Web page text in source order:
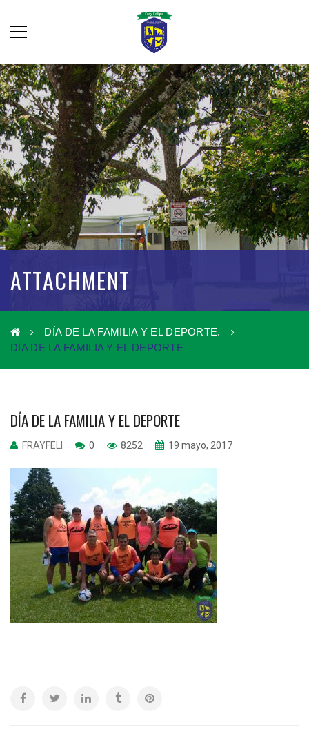
ATTACHMENT
DÍA DE LA FAMILIA Y EL DEPORTE.
DÍA DE LA FAMILIA Y EL DEPORTE
DÍA DE LA FAMILIA Y EL DEPORTE
FRAYFELI 0 8252 19 mayo, 2017